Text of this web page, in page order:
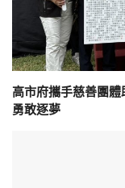
高市府攜手慈善團
勇敢逐夢